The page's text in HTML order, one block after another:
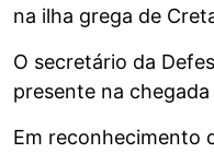
na ilha grega de
O secretário da
presente na
Em reconhecimento